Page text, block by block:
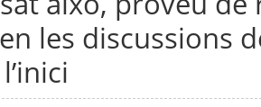
les discussions